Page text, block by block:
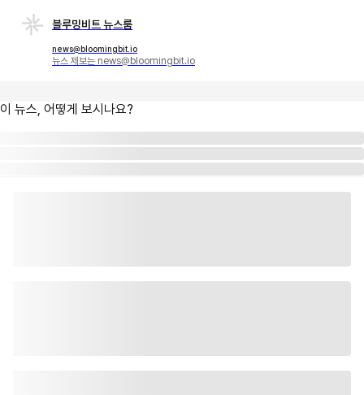
블루밍비트 뉴스룸
news@bloomingbit.io
뉴스 제보는 news@bloomingbit.io
이 뉴스, 어떻게 보시나요?